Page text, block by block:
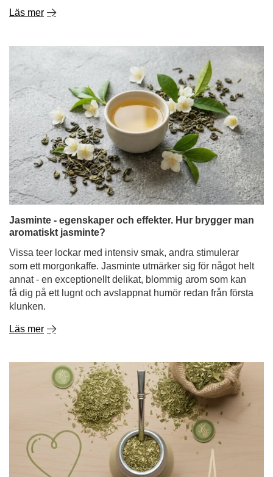
Jasminte - egenskaper och effekter. Hur brygger man
aromatiskt jasminte?
Vissa teer lockar med intensiv smak, andra stimulerar
som ett morgonkaffe. Jasminte utmärker sig för något helt
annat - en exceptionellt delikat, blommig arom som kan
få dig på ett lugnt och avslappnat humör redan från första
Läs mer
Är yerba mate hälsosamt? Hur påverkar det
kolesterol och blodtryck?
Yerba mate har uppmärksammats i flera år - inte bara